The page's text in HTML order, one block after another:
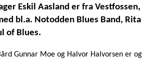
Eskil Aasland er fra
bl.a. Notodden Blues Band,
of Blues.
Gunnar Moe og Halvor Halvorsen er